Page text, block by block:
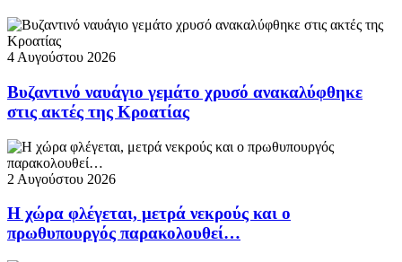
4 Αυγούστου 2026
Βυζαντινό ναυάγιο γεμάτο χρυσό ανακαλύφθηκε
στις ακτές της Κροατίας
2 Αυγούστου 2026
Η χώρα φλέγεται, μετρά νεκρούς και ο
πρωθυπουργός παρακολουθεί…